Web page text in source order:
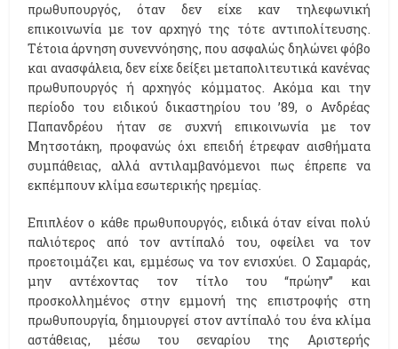
πρωθυπουργός, όταν δεν είχε καν τηλεφωνική
επικοινωνία με τον αρχηγό της τότε αντιπολίτευσης.
Τέτοια άρνηση συνεννόησης, που ασφαλώς δηλώνει φόβο
και ανασφάλεια, δεν είχε δείξει μεταπολιτευτικά κανένας
πρωθυπουργός ή αρχηγός κόμματος. Ακόμα και την
περίοδο του ειδικού δικαστηρίου του ’89, ο Ανδρέας
Παπανδρέου ήταν σε συχνή επικοινωνία με τον
Μητσοτάκη, προφανώς όχι επειδή έτρεφαν αισθήματα
συμπάθειας, αλλά αντιλαμβανόμενοι πως έπρεπε να
εκπέμπουν κλίμα εσωτερικής ηρεμίας.
Επιπλέον ο κάθε πρωθυπουργός, ειδικά όταν είναι πολύ
παλιότερος από τον αντίπαλό του, οφείλει να τον
προετοιμάζει και, εμμέσως να τον ενισχύει. Ο Σαμαράς,
μην αντέχοντας τον τίτλο του “πρώην” και
προσκολλημένος στην εμμονή της επιστροφής στη
πρωθυπουργία, δημιουργεί στον αντίπαλό του ένα κλίμα
αστάθειας, μέσω του σεναρίου της Αριστερής